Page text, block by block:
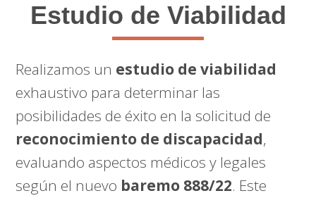
Estudio de Viabilidad
Realizamos un estudio de viabilidad
exhaustivo para determinar las
posibilidades de éxito en la solicitud de
reconocimiento de discapacidad,
evaluando aspectos médicos y legales
según el nuevo baremo 888/22. Este